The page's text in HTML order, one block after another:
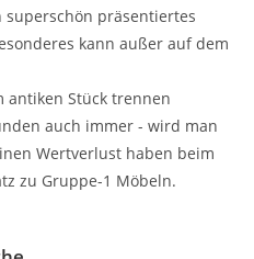
präsentiertes
kann außer auf dem
antiken Stück trennen
auch immer - wird man
Wertverlust haben beim
zu Gruppe-1 Möbeln.